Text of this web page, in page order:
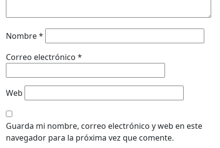
Nombre*
Correo electrónico *
Web
Guarda mi nombre, correo electrónico y web en este
navegador para la próxima vez que comente.